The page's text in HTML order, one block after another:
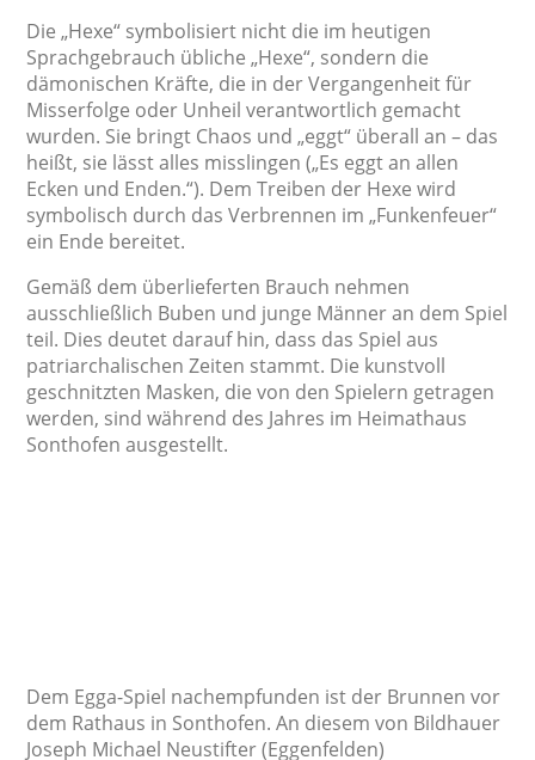
Die „Hexe“ symbolisiert nicht die im heutigen
Sprachgebrauch übliche „Hexe“, sondern die
dämonischen Kräfte, die in der Vergangenheit für
Misserfolge oder Unheil verantwortlich gemacht
wurden. Sie bringt Chaos und „eggt“ überall an – das
heißt, sie lässt alles misslingen („Es eggt an allen
Ecken und Enden.“). Dem Treiben der Hexe wird
symbolisch durch das Verbrennen im „Funkenfeuer“
ein Ende bereitet.
Gemäß dem überlieferten Brauch nehmen
ausschließlich Buben und junge Männer an dem Spiel
teil. Dies deutet darauf hin, dass das Spiel aus
patriarchalischen Zeiten stammt. Die kunstvoll
geschnitzten Masken, die von den Spielern getragen
werden, sind während des Jahres im Heimathaus
Sonthofen ausgestellt.
Dem Egga-Spiel nachempfunden ist der Brunnen vor
dem Rathaus in Sonthofen. An diesem von Bildhauer
Joseph Michael Neustifter (Eggenfelden)